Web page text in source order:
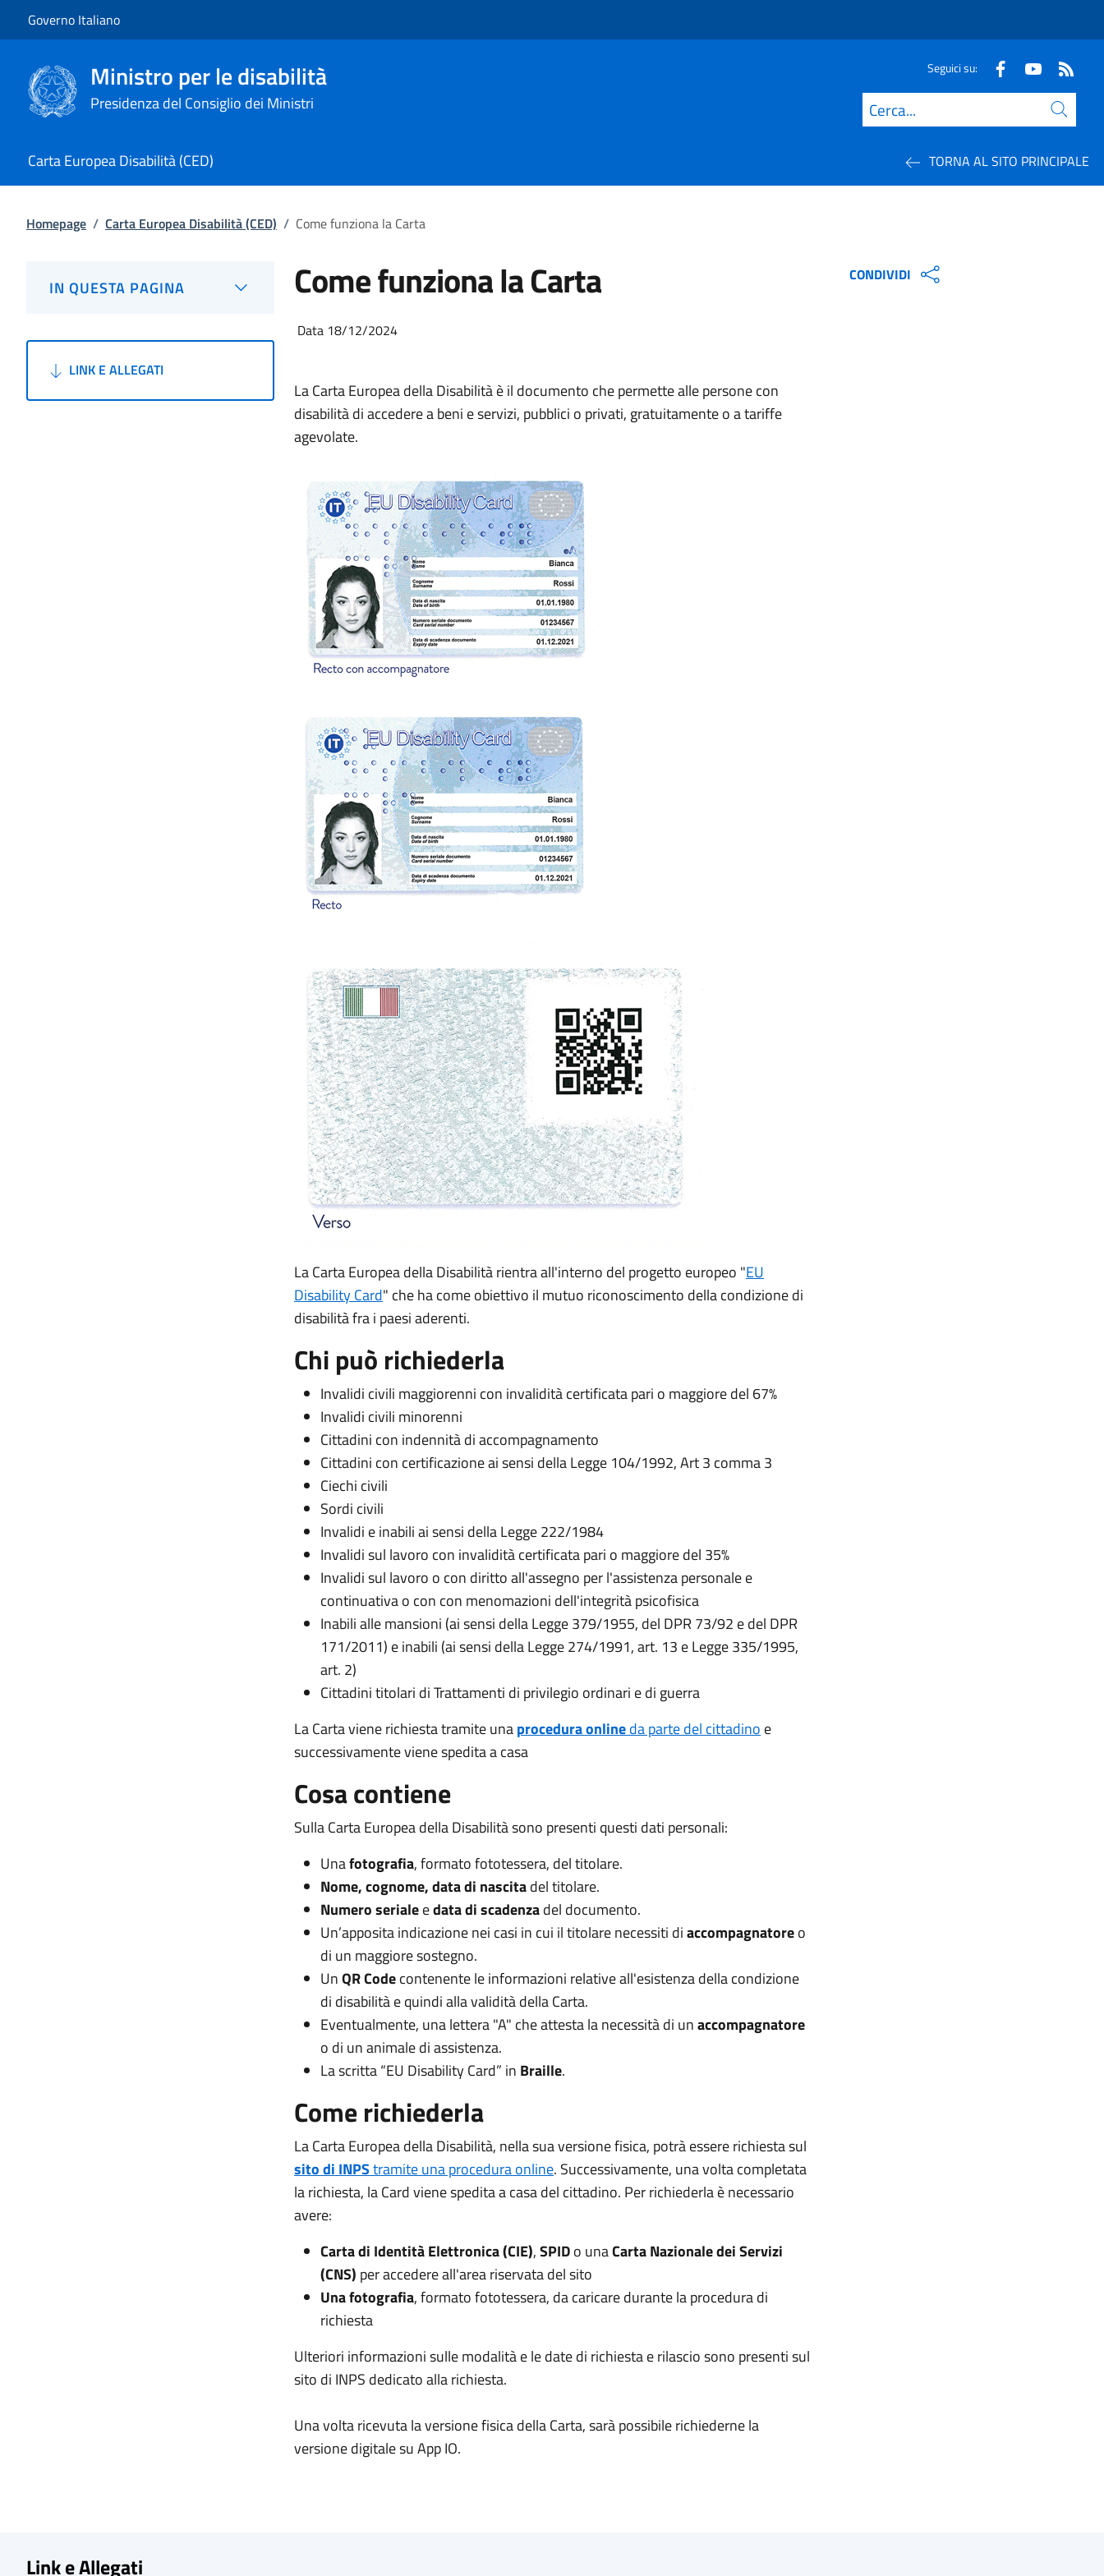
Governo Italiano
Ministro per le disabilità
Presidenza del Consiglio dei Ministri
Seguici su:
Cerca
Carta Europea Disabilità (CED) TORNA AL SITO PRINCIPALE
Homepage / Carta Europea Disabilità (CED) / Come funziona la Carta
IN QUESTA PAGINA
LINK E ALLEGATI
Come funziona la Carta
Data 18/12/2024
La Carta Europea della Disabilità è il documento che permette alle persone con
disabilità di accedere a beni e servizi, pubblici o privati, gratuitamente o a tariffe
agevolate.
La Carta Europea della Disabilità rientra all'interno del progetto europeo "EU
Disability Card" che ha come obiettivo il mutuo riconoscimento della condizione di
disabilità fra i paesi aderenti.
Chi può richiederla
Invalidi civili maggiorenni con invalidità certificata pari o maggiore del 67%
Invalidi civili minorenni
Cittadini con indennità di accompagnamento
Cittadini con certificazione ai sensi della Legge 104/1992, Art 3 comma 3
Ciechi civili
Sordi civili
Invalidi e inabili ai sensi della Legge 222/1984
Invalidi sul lavoro con invalidità certificata pari o maggiore del 35%
Invalidi sul lavoro o con diritto all'assegno per l'assistenza personale e
continuativa o con con menomazioni dell'integrità psicofisica
Inabili alle mansioni (ai sensi della Legge 379/1955, del DPR 73/92 e del DPR
171/2011) e inabili (ai sensi della Legge 274/1991, art. 13 e Legge 335/1995,
art. 2)
Cittadini titolari di Trattamenti di privilegio ordinari e di guerra
La Carta viene richiesta tramite unaprocedura onlineda parte del cittadino e
successivamente viene spedita a casa
Cosa contiene
Sulla Carta Europea della Disabilità sono presenti questi dati personali:
Unafotografia, formato fototessera, del titolare.
Nome, cognome, data di nascitadel titolare.
Numero serialeedata di scadenzadel documento.
Un’apposita indicazione nei casi in cui il titolare necessiti diaccompagnatoreo
di un maggiore sostegno.
UnQR Codecontenente le informazioni relative all'esistenza della condizione
di disabilità e quindi alla validità della Carta.
Eventualmente, una lettera "A" che attesta la necessità di unaccompagnatore
o di un animale di assistenza.
La scritta “EU Disability Card” in Braille.
Come richiederla
La Carta Europea della Disabilità, nella sua versione fisica, potrà essere richiesta sul
sito di INPStramite una procedura online. Successivamente, una volta completata
la richiesta, la Card viene spedita a casa del cittadino. Per richiederla è necessario
avere:
Carta di Identità Elettronica (CIE),SPIDo unaCarta Nazionale dei Servizi
(CNS) per accedere all'area riservata del sito
Una fotografia, formato fototessera, da caricare durante la procedura di
richiesta
Ulteriori informazioni sulle modalità e le date di richiesta e rilascio sono presenti sul
sito di INPS dedicato alla richiesta.
Una volta ricevuta la versione fisica della Carta, sarà possibile richiederne la
versione digitale su App IO.
CONDIVIDI
Link e Allegati